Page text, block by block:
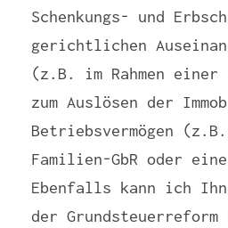
Schenkungs- und
gerichtlichen
(z.B. im Rahmen einer
zum Auslösen der
Betriebsvermögen
Familien-GbR oder
Ebenfalls kann ich
der